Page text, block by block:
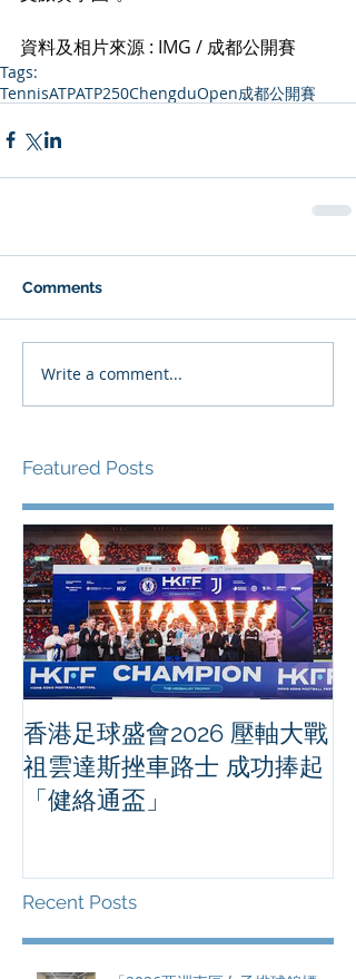
資料及相片來源 : IMG / 成都公開賽
Tags:
TennisATPATP250ChengduOpen成都公開賽
Comments
Write a comment...
Featured Posts
香港足球盛會2026 壓軸大戰
祖雲達斯挫車路士 成功捧起
「健絡通盃」
Recent Posts